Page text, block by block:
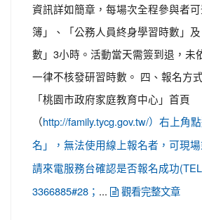
資訊詳如簡章，每場次全程參與者
簿」、「公務人員終身學習時數」
數」3小時。活動當天需簽到退，未
一律不核發研習時數。 四、報名方
「桃園市政府家庭教育中心」首頁
（http://family.tycg.gov.tw/）右上角
名」，無法使用線上報名者，可現
請來電服務台確認是否報名成功
3366885#28； ... 觀看完整文章